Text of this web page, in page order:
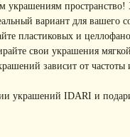
пространство!
вариант для вашего
пластиковых и
свои украшения
зависит от
украшений IDARI и